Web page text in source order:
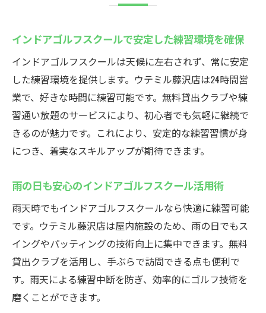
インドアゴルフスクールで安定した練習環境を確保
インドアゴルフスクールは天候に左右されず、常に安定
した練習環境を提供します。ウテミル藤沢店は24時間営
業で、好きな時間に練習可能です。無料貸出クラブや練
習通い放題のサービスにより、初心者でも気軽に継続で
きるのが魅力です。これにより、安定的な練習習慣が身
につき、着実なスキルアップが期待できます。
雨の日も安心のインドアゴルフスクール活用術
雨天時でもインドアゴルフスクールなら快適に練習可能
です。ウテミル藤沢店は屋内施設のため、雨の日でもス
イングやパッティングの技術向上に集中できます。無料
貸出クラブを活用し、手ぶらで訪問できる点も便利で
す。雨天による練習中断を防ぎ、効率的にゴルフ技術を
磨くことができます。